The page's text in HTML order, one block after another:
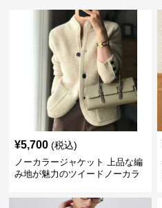
¥5,700 (税込)
ノーカラージャケット 上品な編
み地が魅力のツイードノーカラ